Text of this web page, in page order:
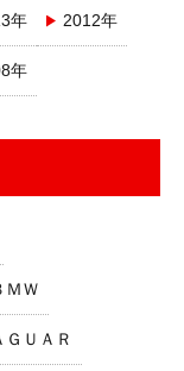
年 2012年
年
ＭＷ
ＧＵＡＲ